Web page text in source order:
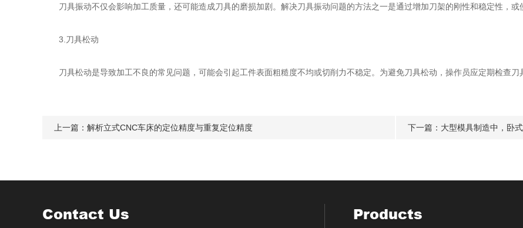
刀具振动不仅会影响加工质量，还可能造成刀具的磨损加剧。解决刀具振动问题的方法之一是通过增加刀架的刚性和稳定性，或
3.刀具松动
刀具松动是导致加工不良的常见问题，可能会引起工件表面粗糙度不均或切削力不稳定。为避免刀具松动，操作员应定期检查刀
上一篇： 解析立式CNC车床的定位精度与重复定位精度 下一篇： 大型模具制造中，卧
Contact Us Products